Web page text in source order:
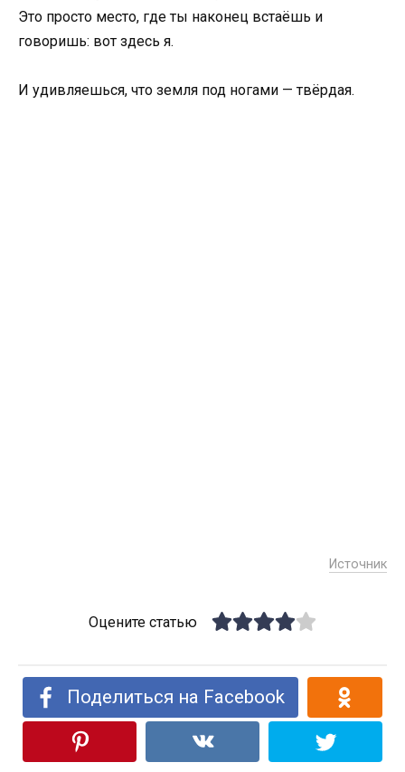
Это просто место, где ты наконец встаёшь и
говоришь: вот здесь я.
И удивляешься, что земля под ногами — твёрдая.
Источник
Оцените статью
Поделиться на Facebook